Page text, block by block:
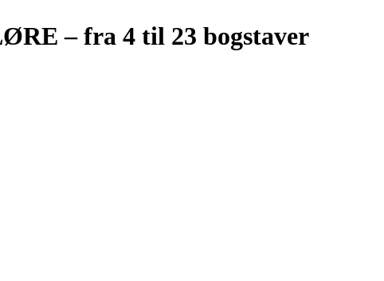
– fra 4 til 23 bogstaver